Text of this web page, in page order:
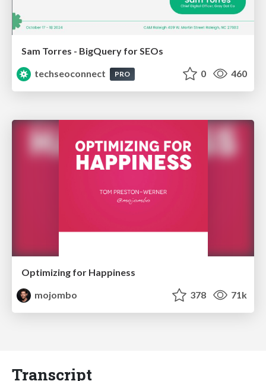
Sam Torres - BigQuery for SEOs
techseoconnect
PRO 0 460
Optimizing for Happiness
mojombo
378 71k
Transcript